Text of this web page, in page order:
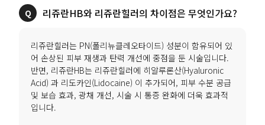
리쥬란HB와 리쥬란힐러의 차이점은 무엇인가요?
리쥬란힐러는 PN(폴리뉴클레오타이드) 성분이 함유되어 있
어 손상된 피부 재생과 탄력 개선에 중점을 둔 시술입니다.
반면, 리쥬란HB는 리쥬란힐러에 히알루론산(Hyaluronic
Acid) 과 리도카인(Lidocaine) 이 추가되어, 피부 수분 공급
및 보습 효과, 광채 개선, 시술 시 통증 완화에 더욱 효과적
입니다.